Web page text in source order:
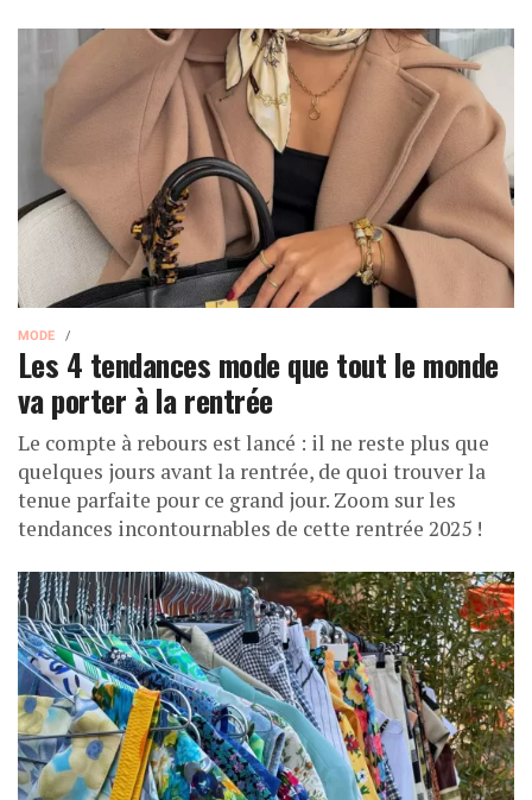
MODE
Les 4 tendances mode que tout le monde
va porter à la rentrée
Le compte à rebours est lancé : il ne reste plus que
quelques jours avant la rentrée, de quoi trouver la
tenue parfaite pour ce grand jour. Zoom sur les
tendances incontournables de cette rentrée 2025 !